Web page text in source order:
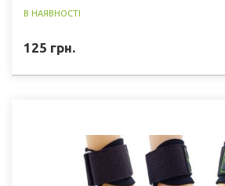
В НАЯВНОСТІ
125 грн.